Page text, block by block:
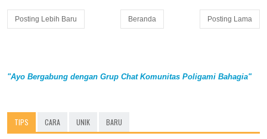
Posting Lebih Baru Posting Lama
Beranda
"Ayo Bergabung dengan Grup Chat Komunitas Poligami Bahagia"
TIPS CARA UNIK BARU